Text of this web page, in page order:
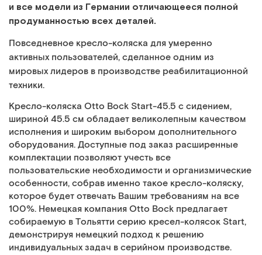
и все модели из Германии отличающееся полной
продуманностью всех деталей.
Повседневное кресло-коляска для умеренно
активных пользователей, сделанное одним из
мировых лидеров в производстве реабилитационной
техники.
Кресло-коляска Otto Bock Start-45.5 c сидением,
шириной 45.5 см обладает великолепным качеством
исполнения и широким выбором дополнительного
оборудования. Доступные под заказ расширенные
комплектации позволяют учесть все
пользовательские необходимости и организмические
особенности, собрав именно такое кресло-коляску,
которое будет отвечать Вашим требованиям на все
100%. Немецкая компания Otto Bock предлагает
собираемую в Тольятти серию кресел-колясок Start,
демонстрируя немецкий подход к решению
индивидуальных задач в серийном производстве.